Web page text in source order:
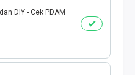
DIY - Cek PDAM